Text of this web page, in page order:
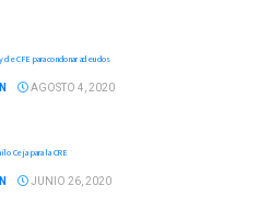
CFE para condonar adeudos
AGOSTO 4, 2020
Ceja para la CRE
JUNIO 26, 2020